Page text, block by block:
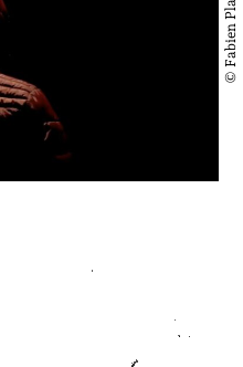
© Fabien Plasson